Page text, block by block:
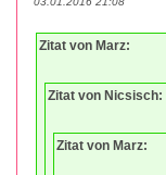
Zitat von Marz:
Zitat von Nicsisch:
Zitat von Marz: